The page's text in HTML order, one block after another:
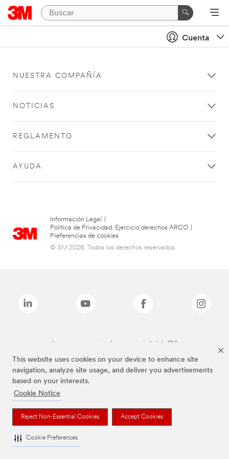
This website uses cookies on your device to enhance site
navigation, analyze site usage, and deliver you advertisements
based on your interests.
Cookie Notice
Reject Non-Essential Cookies Accept Cookies
Cookie Preferences
Cuenta
NUESTRA COMPAÑÍA
NOTICIAS
REGLAMENTO
AYUDA
Información Legal
Política de Privacidad. Ejercicio derechos ARCO
Preferencias de cookies
© 3M 2026. Todos los derechos reservados.
Las marcas mencionadas son propiedad de 3M